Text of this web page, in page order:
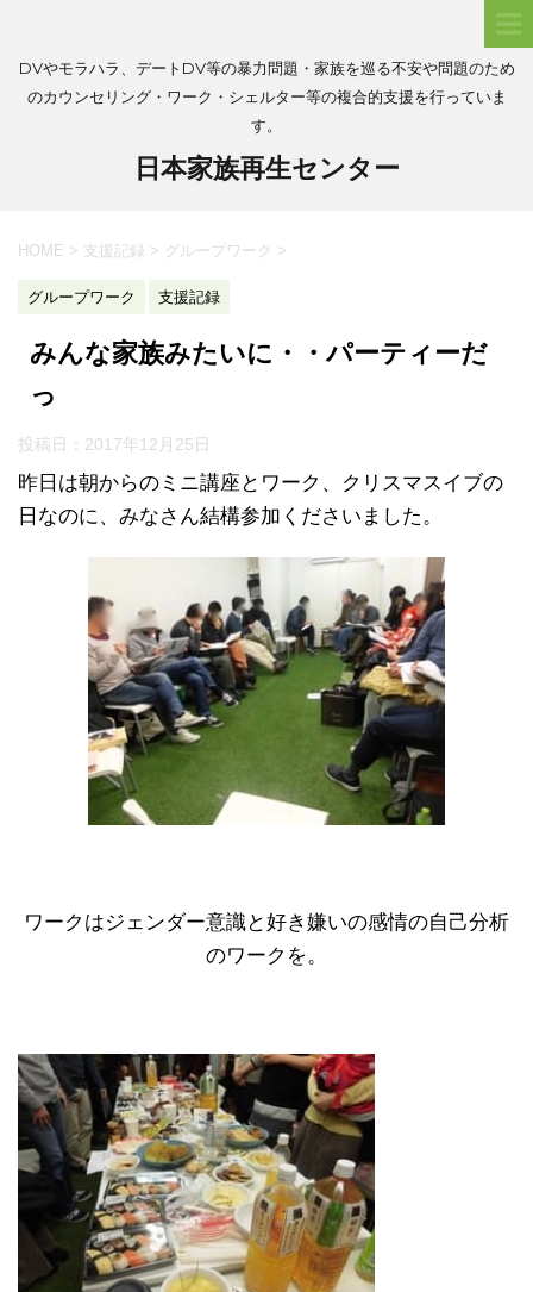
DVやモラハラ、デートDV等の暴力問題・家族を巡る不安や問題のため
のカウンセリング・ワーク・シェルター等の複合的支援を行っていま
す。
日本家族再生センター
HOME > 支援記録 > グループワーク >
グループワーク 支援記録
みんな家族みたいに・・パーティーだ
っ
投稿日： 2017年12月25日
昨日は朝からのミニ講座とワーク、クリスマスイブの
日なのに、みなさん結構参加くださいました。
ワークはジェンダー意識と好き嫌いの感情の自己分析
のワークを。